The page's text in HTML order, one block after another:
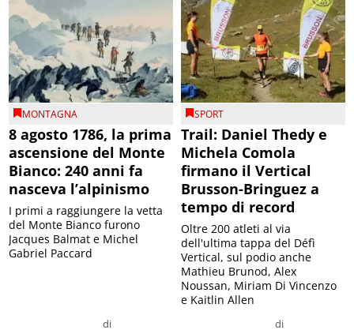
MONTAGNA
8 agosto 1786, la prima
ascensione del Monte
Bianco: 240 anni fa
nasceva l’alpinismo
di
I primi a raggiungere la vetta
del Monte Bianco furono
Jacques Balmat e Michel
Gabriel Paccard
SPORT
Trail: Daniel Thedy e
Michela Comola
firmano il Vertical
Brusson-Bringuez a
tempo di record
di
Oltre 200 atleti al via
dell'ultima tappa del Défì
Vertical, sul podio anche
Mathieu Brunod, Alex
Noussan, Miriam Di Vincenzo
e Kaitlin Allen